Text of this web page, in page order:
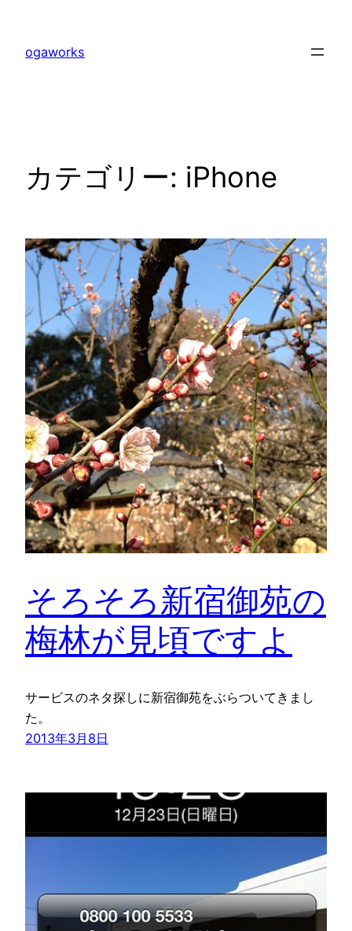
ogaworks
カテゴリー: iPhone
そろそろ新宿御苑の
梅林が見頃ですよ
サービスのネタ探しに新宿御苑をぶらついてきまし
た。
2013年3月8日